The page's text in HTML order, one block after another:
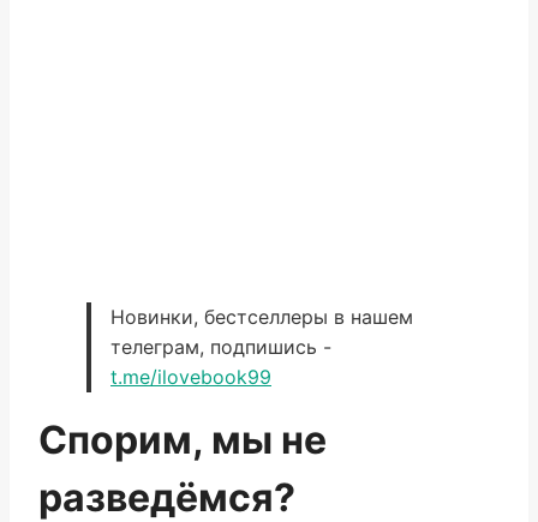
Новинки, бестселлеры в нашем
телеграм, подпишись -
t.me/ilovebook99
Спорим, мы не
разведёмся?